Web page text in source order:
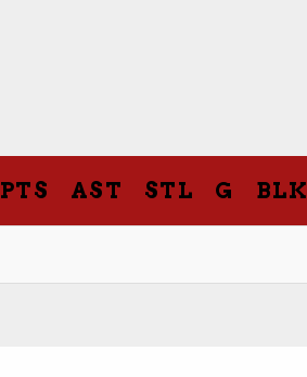
PTS AST STL G BLK